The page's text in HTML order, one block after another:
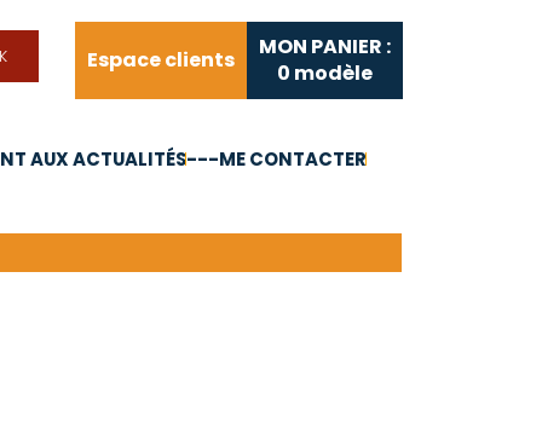
Espace clients
MON PANIER :
0 modèle
AUX ACTUALITÉS---ME CONTACTER